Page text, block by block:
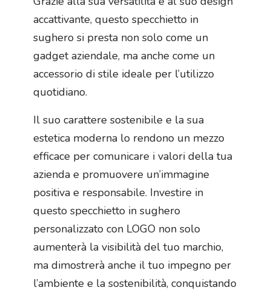
accattivante, questo specchietto in
sughero si presta non solo come un
gadget aziendale, ma anche come un
accessorio di stile ideale per l’utilizzo
quotidiano.
Il suo carattere sostenibile e la sua
estetica moderna lo rendono un mezzo
efficace per comunicare i valori della tua
azienda e promuovere un’immagine
positiva e responsabile. Investire in
questo specchietto in sughero
personalizzato con LOGO non solo
aumenterà la visibilità del tuo marchio,
ma dimostrerà anche il tuo impegno per
l’ambiente e la sostenibilità, conquistando